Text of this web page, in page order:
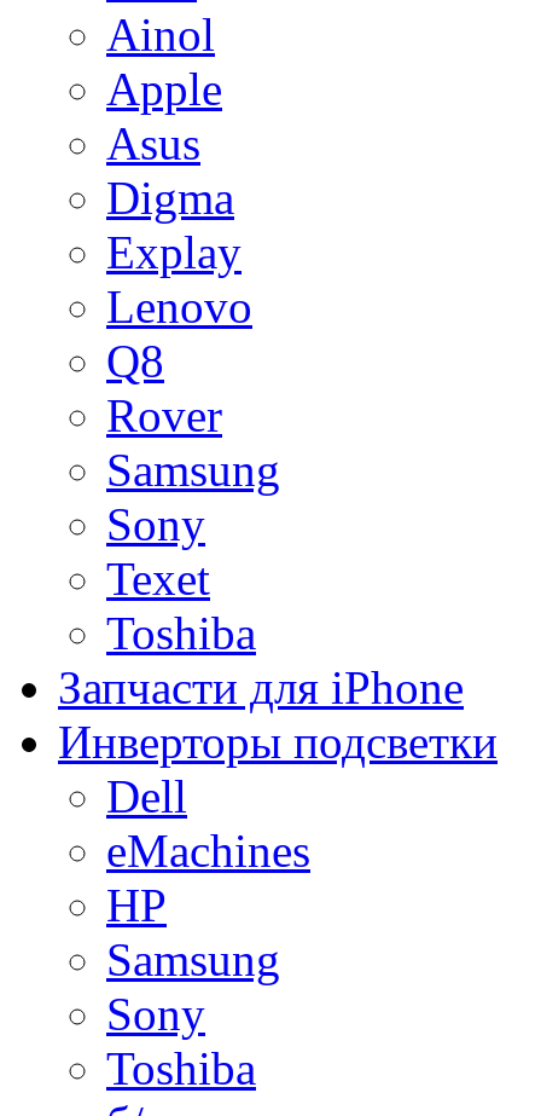
Ainol
Apple
Asus
Digma
Explay
Lenovo
Q8
Rover
Samsung
Sony
Texet
Toshiba
Запчасти для iPhone
Инверторы подсветки
Dell
eMachines
HP
Samsung
Sony
Toshiba